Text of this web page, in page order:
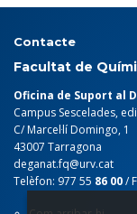
Contacte
Facultat de
Oficina de Suport al
Campus Sescelades,
C/ Marcel·lí Domingo, 1
43007 Tarragona
deganat.fq@urv.cat
Telèfon: 977 55 86 00/